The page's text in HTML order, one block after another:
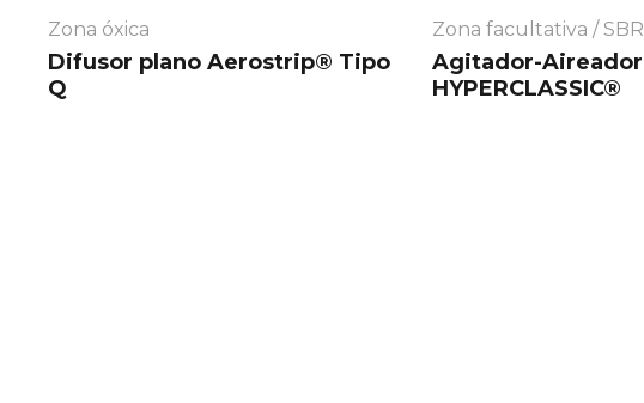
Zona óxica
Difusor plano Aerostrip® Tipo
Q
Zona facultativa / SBR
Agitador-Aireador
HYPERCLASSIC®